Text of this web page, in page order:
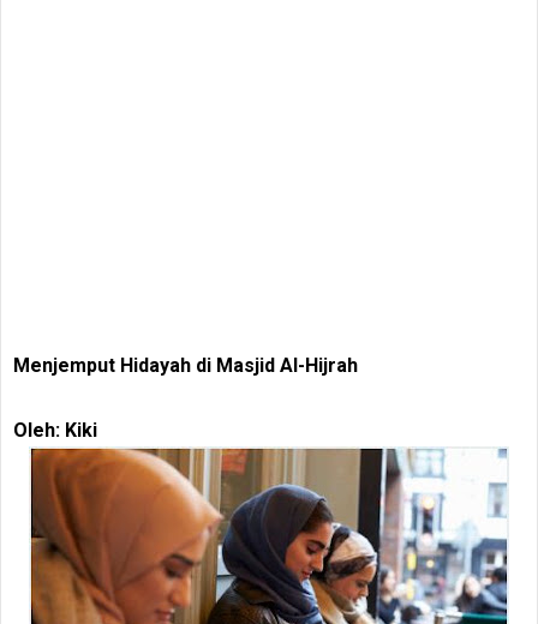
Menjemput Hidayah di Masjid Al-Hijrah
Oleh: Kiki